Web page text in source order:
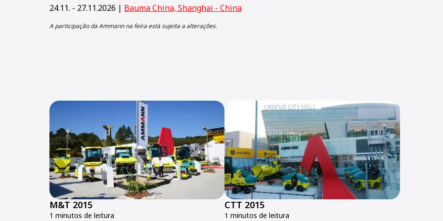
24.11. - 27.11.2026 | Bauma China, Shanghai - China
A participação da Ammann na feira está sujeita a alterações.
M&T 2015
1 minutos de leitura
CTT 2015
1 minutos de leitura